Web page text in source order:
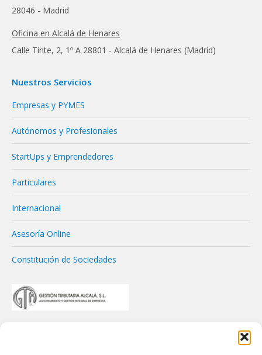
28046 - Madrid
Oficina en Alcalá de Henares
Calle Tinte, 2, 1º A 28801 - Alcalá de Henares (Madrid)
Nuestros Servicios
Empresas y PYMES
Autónomos y Profesionales
StartUps y Emprendedores
Particulares
Internacional
Asesoría Online
Constitución de Sociedades